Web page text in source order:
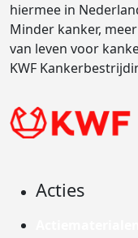
hiermee in
Minder kanker,
van leven voor
KWF
Acties